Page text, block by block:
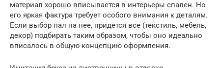
материал хорошо вписывается в интерьеры спален. Но
его яркая фактура требует особого внимания к деталям.
Если выбор пал на нее, придется все (текстиль, мебель,
декор) подбирать таким образом, чтобы оно идеально
вписалось в общую концепцию оформления.